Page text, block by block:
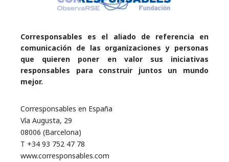
Corresponsables es el aliado de referencia en
comunicación de las organizaciones y personas
que quieren poner en valor sus iniciativas
responsables para construir juntos un mundo
mejor.
Corresponsables en España
Vía Augusta, 29
08006 (Barcelona)
T +34 93 752 47 78
www.corresponsables.com